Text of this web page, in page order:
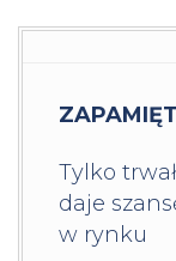
Tylko
daje
w rynku